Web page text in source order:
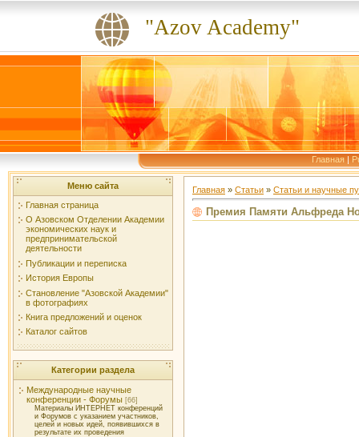
"Azov Academy"
Главная |
Меню сайта
Главная страница
О Азовском Отделении Академии
экономических наук и
предпринимательской
деятельности
Публикации и переписка
История Европы
Становление "Азовской Академии"
в фотографиях
Книга предложений и оценок
Каталог сайтов
Категории раздела
Международные научные
конференции - Форумы [66]
Материалы ИНТЕРНЕТ конференций
и Форумов с указанием участников,
целей и новых идей, появившихся в
результате их проведения
Главная » Статьи » Статьи и научные
Премия Памяти Альфреда